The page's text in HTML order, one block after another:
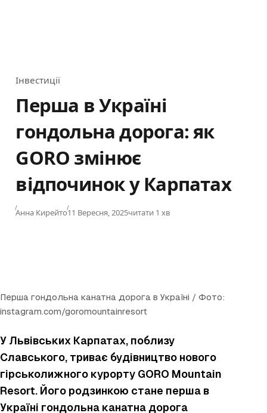
Category
Інвестиції
Перша в Україні
гондольна дорога: як
GORO змінює
відпочинок у Карпатах
Анна КирейтоPublished
11 Вересня, 2025читати 1 хв
Перша гондольна канатна дорога в Україні / Фото:
instagram.com/goromountainresort
У Львівських Карпатах, поблизу
Славського, триває будівництво нового
гірськолижного курорту GORO Mountain
Resort. Його родзинкою стане перша в
Україні гондольна канатна дорога